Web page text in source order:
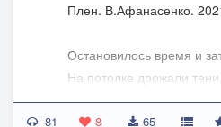
Плен. В.Афанасенко.
Остановилось время и
На потолке дрожали
Тайна раскрыта, звонкий
Всё – примитивно,
81 8 65